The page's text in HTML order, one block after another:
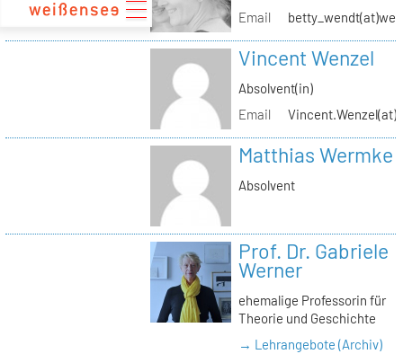
Email
Vincent Wenzel
Absolvent(in)
Email
Matthias Wermke
Absolvent
Prof. Dr. Gabriele
Werner
ehemalige Professorin für
Theorie und Geschichte
→ Lehrangebote (Archiv)